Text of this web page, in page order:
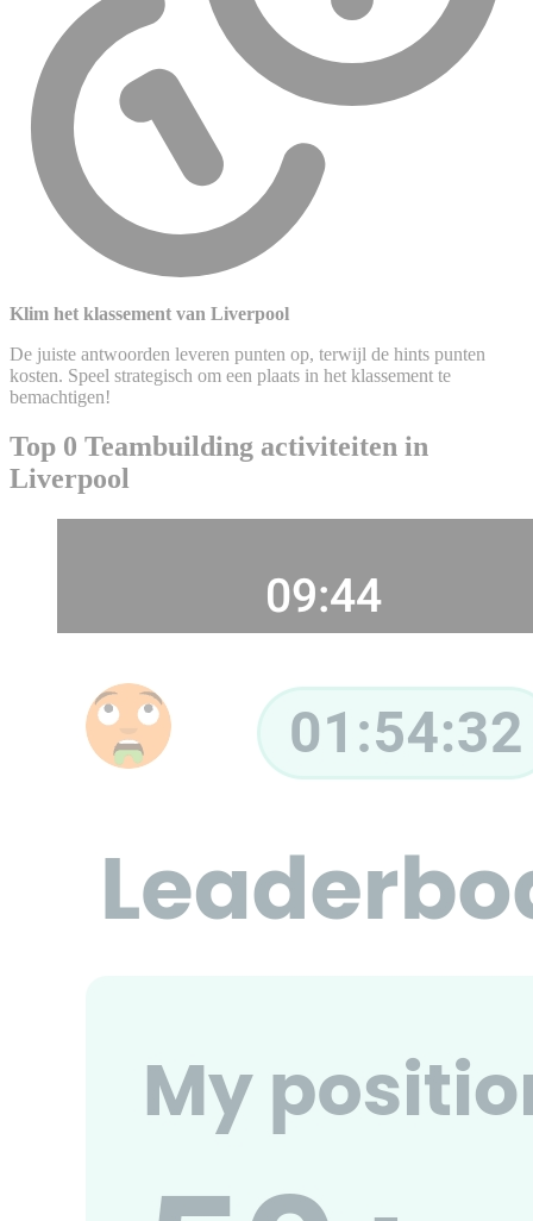
Klim het klassement van Liverpool
De juiste antwoorden leveren punten op, terwijl de hints punten
kosten. Speel strategisch om een plaats in het klassement te
bemachtigen!
Top 0 Teambuilding activiteiten in
Liverpool